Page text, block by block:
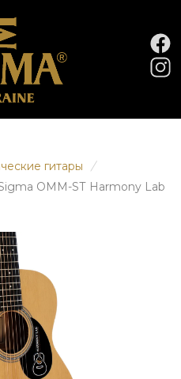
гитары
/
OMM-ST Harmony Lab